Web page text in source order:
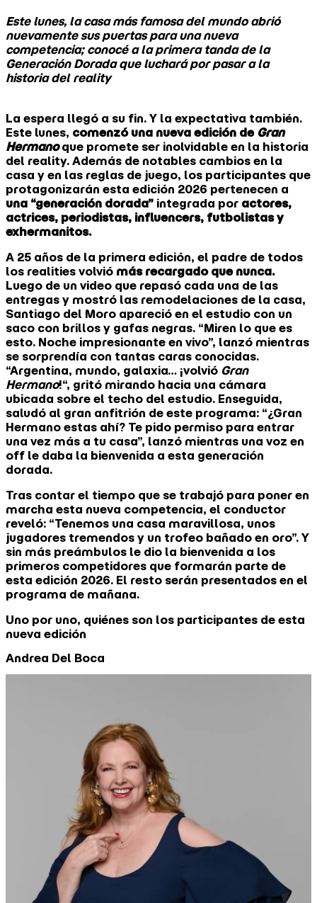
Este lunes, la casa más famosa del mundo abrió
nuevamente sus puertas para una nueva
competencia; conocé a la primera tanda de la
Generación Dorada que luchará por pasar a la
historia del reality
La espera llegó a su fin. Y la expectativa también.
Este lunes, comenzó una nueva edición de Gran
Hermanoque promete ser inolvidable en la historia
del reality. Además de notables cambios en la
casa y en las reglas de juego, los participantes que
protagonizarán esta edición 2026 pertenecen a
una “generación dorada” integrada por actores,
actrices, periodistas, influencers, futbolistas y
exhermanitos.
A 25 años de la primera edición, el padre de todos
los realities volvió más recargado que nunca.
Luego de un video que repasó cada una de las
entregas y mostró las remodelaciones de la casa,
Santiago del Moro apareció en el estudio con un
saco con brillos y gafas negras. “Miren lo que es
esto. Noche impresionante en vivo”, lanzó mientras
se sorprendía con tantas caras conocidas.
“Argentina, mundo, galaxia… ¡volvió Gran
Hermano!“, gritó mirando hacia una cámara
ubicada sobre el techo del estudio. Enseguida,
saludó al gran anfitrión de este programa: “¿Gran
Hermano estas ahí? Te pido permiso para entrar
una vez más a tu casa”, lanzó mientras una voz en
off le daba la bienvenida a esta generación
dorada.
Tras contar el tiempo que se trabajó para poner en
marcha esta nueva competencia, el conductor
reveló: “Tenemos una casa maravillosa, unos
jugadores tremendos y un trofeo bañado en oro”. Y
sin más preámbulos le dio la bienvenida a los
primeros competidores que formarán parte de
esta edición 2026. El resto serán presentados en el
programa de mañana.
Uno por uno, quiénes son los participantes de esta
nueva edición
Andrea Del Boca